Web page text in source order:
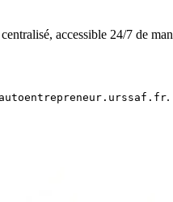
accessible 24/7 de
autoentrepreneur.urssaf.fr.